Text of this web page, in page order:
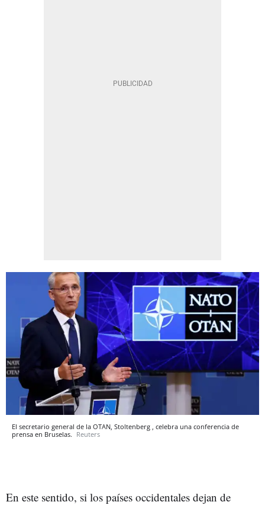
El secretario general de la OTAN, Stoltenberg , celebra una conferencia de
prensa en Bruselas. Reuters
En este sentido, si los países occidentales dejan de